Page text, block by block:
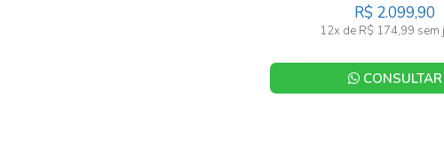
WHITE/GENGIBRE
R$ 2.099,90
12x de R$ 174,99 sem
CONSULTAR